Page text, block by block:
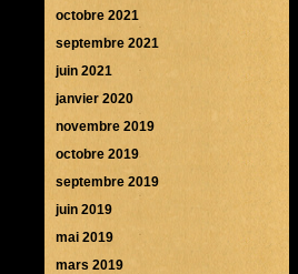
octobre 2021
septembre 2021
juin 2021
janvier 2020
novembre 2019
octobre 2019
septembre 2019
juin 2019
mai 2019
mars 2019